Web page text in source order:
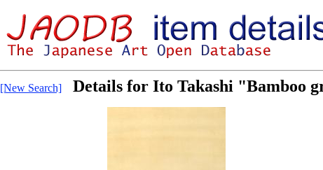
[New Search] Details for Ito Takashi "Bamboo